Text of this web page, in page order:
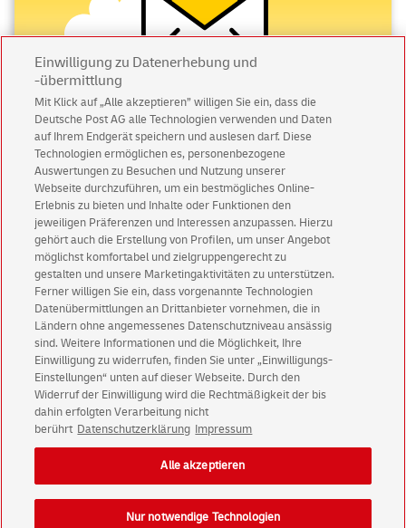
Abonnieren Sie unseren Newsletter
Immer informiert über exklusive Angebote und
Aktionen - jetzt mit Vorteil
Privatkundensichern sich einen5 € Gutschein
für POSTSCAN!
Geschäftskundenerhalten einen5 € Gutschein
für Briefmarke individuell!
Zur Newsletter-Anmeldung
© Mon Aug 10 16:54:03 CEST 2026 Deutsche Post AG
Impressum
Datenschutz
Einwilligungs-Einstellungen
Rechtliche Hinweise
Barrierefreiheit
Einwilligung zu Datenerhebung und
-übermittlung
Mit Klick auf „Alle akzeptieren” willigen Sie ein, dass die
Deutsche Post AG alle Technologien verwenden und Daten
auf Ihrem Endgerät speichern und auslesen darf. Diese
Technologien ermöglichen es, personenbezogene
Auswertungen zu Besuchen und Nutzung unserer
Webseite durchzuführen, um ein bestmögliches Online-
Erlebnis zu bieten und Inhalte oder Funktionen den
jeweiligen Präferenzen und Interessen anzupassen. Hierzu
gehört auch die Erstellung von Profilen, um unser Angebot
möglichst komfortabel und zielgruppengerecht zu
gestalten und unsere Marketingaktivitäten zu unterstützen.
Ferner willigen Sie ein, dass vorgenannte Technologien
Datenübermittlungen an Drittanbieter vornehmen, die in
Ländern ohne angemessenes Datenschutzniveau ansässig
sind. Weitere Informationen und die Möglichkeit, Ihre
Einwilligung zu widerrufen, finden Sie unter „Einwilligungs-
Einstellungen“ unten auf dieser Webseite. Durch den
Widerruf der Einwilligung wird die Rechtmäßigkeit der bis
dahin erfolgten Verarbeitung nicht
berührt Datenschutzerklärung Impressum
Nur notwendige Technologien
Alle akzeptieren